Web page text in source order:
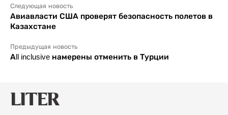
Следующая новость
Авиавласти США проверят безопасность полетов в
Казахстане
Предыдущая новость
Аll inclusive намерены отменить в Турции